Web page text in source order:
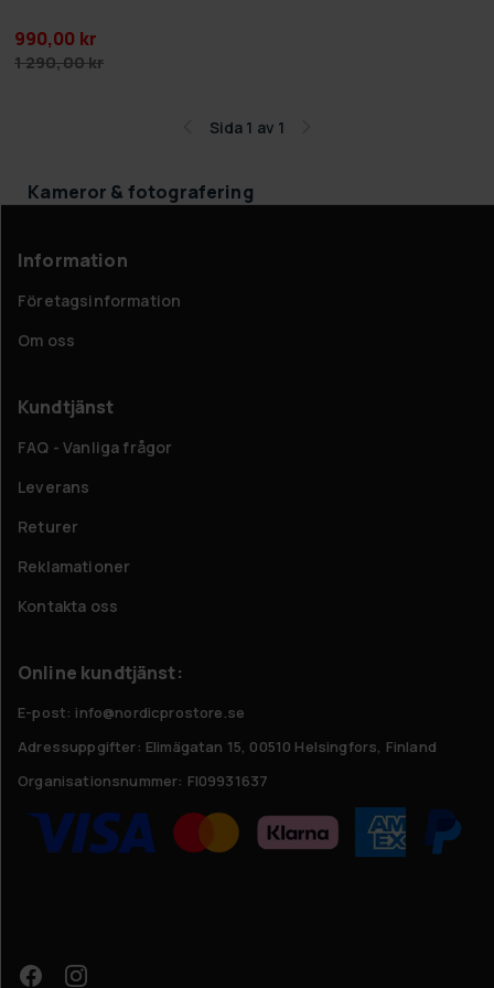
990,00 kr
1 290,00 kr
Sida 1 av 1
Kameror & fotografering
Information
Företagsinformation
Om oss
Kundtjänst
FAQ - Vanliga frågor
Leverans
Returer
Reklamationer
Kontakta oss
Online kundtjänst:
E-post: info@nordicprostore.se
Adressuppgifter: Elimägatan 15, 00510 Helsingfors, Finland
Organisationsnummer: FI09931637